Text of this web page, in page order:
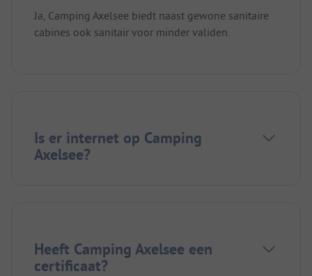
Ja, Camping Axelsee biedt naast gewone sanitaire
cabines ook sanitair voor minder validen.
Is er internet op Camping
Axelsee?
Heeft Camping Axelsee een
certificaat?